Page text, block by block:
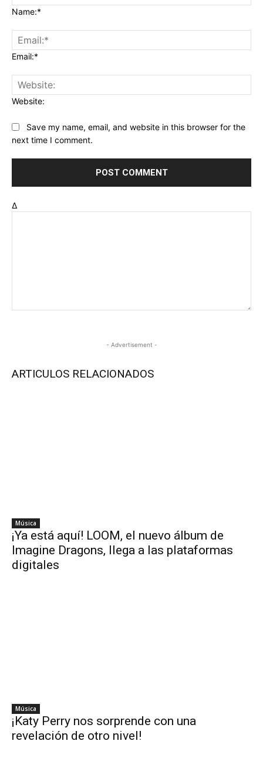
Name:*
Email:*
Website:
Save my name, email, and website in this browser for the
next time I comment.
Δ
- Advertisement -
ARTICULOS RELACIONADOS
Música
¡Ya está aquí! LOOM, el nuevo álbum de
Imagine Dragons, llega a las plataformas
digitales
Música
¡Katy Perry nos sorprende con una
revelación de otro nivel!